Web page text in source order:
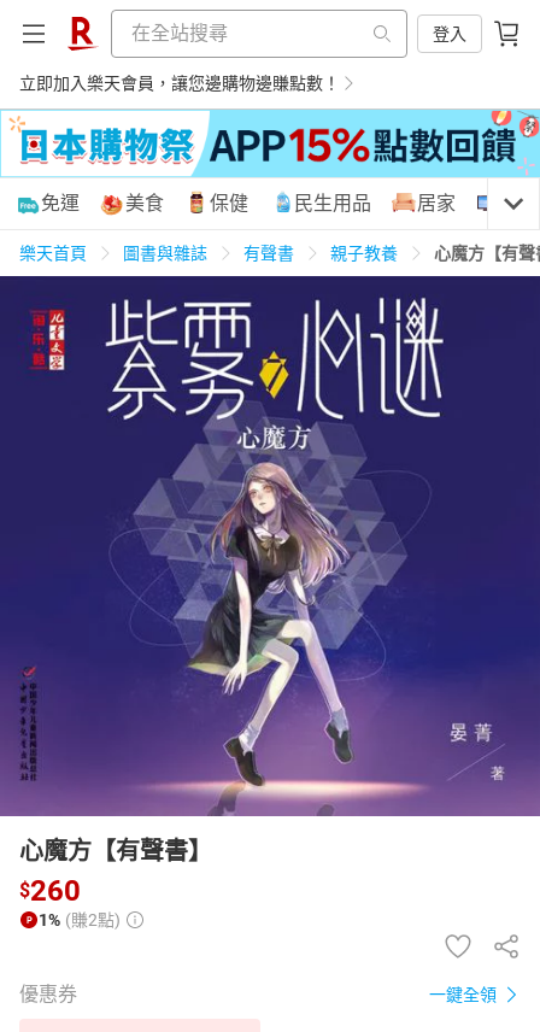
登入
立即加入樂天會員，讓您邊購物邊賺點數！
購物網分類
天天免運 美食蛋糕 養生保健 民生用品
3C家電 運動休閒
男裝 化妝保養
電子/紙本書
HOT
免運 美食 保健 民生用品 居家 3C
樂天首頁 圖書與雜誌 有聲書 親子教養 心魔方【有聲
心魔方【有聲書】
$260
1% (賺2點)
優惠券 一鍵全領